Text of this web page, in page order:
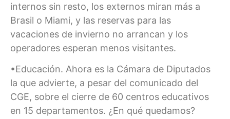
internos sin resto, los externos miran más a
Brasil o Miami, y las reservas para las
vacaciones de invierno no arrancan y los
operadores esperan menos visitantes.
•Educación. Ahora es la Cámara de Diputados
la que advierte, a pesar del comunicado del
CGE, sobre el cierre de 60 centros educativos
en 15 departamentos. ¿En qué quedamos?